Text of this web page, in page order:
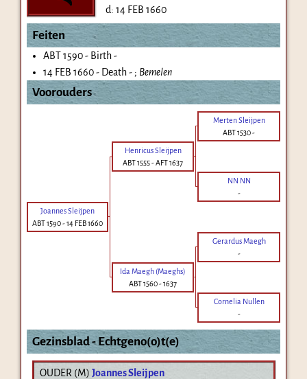
d: 14 FEB 1660
Feiten
ABT 1590 - Birth -
14 FEB 1660 - Death - ; Bemelen
Voorouders
Merten Sleijpen
ABT 1530-
Henricus Sleijpen
ABT 1555-AFT 1637
NN NN
-
Joannes Sleijpen
ABT 1590-14 FEB 1660
Gerardus Maegh
-
Ida Maegh (Maeghs)
ABT 1560-1637
Cornelia Nullen
-
Gezinsblad - Echtgeno(o)t(e)
OUDER (M) Joannes Sleijpen